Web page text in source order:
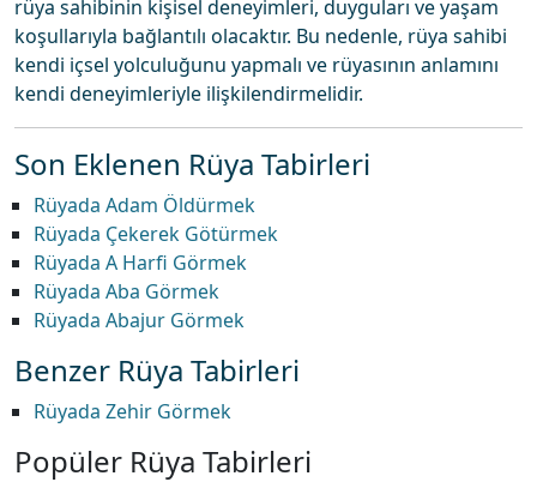
rüya sahibinin kişisel deneyimleri, duyguları ve yaşam
koşullarıyla bağlantılı olacaktır. Bu nedenle, rüya sahibi
kendi içsel yolculuğunu yapmalı ve rüyasının anlamını
kendi deneyimleriyle ilişkilendirmelidir.
Son Eklenen Rüya Tabirleri
Rüyada Adam Öldürmek
Rüyada Çekerek Götürmek
Rüyada A Harfi Görmek
Rüyada Aba Görmek
Rüyada Abajur Görmek
Benzer Rüya Tabirleri
Rüyada Zehir Görmek
Popüler Rüya Tabirleri